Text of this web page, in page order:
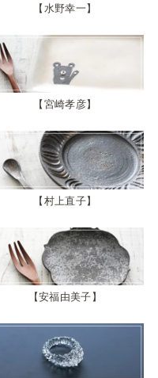
水野幸一
宮崎孝彦
村上直子
安福由美子